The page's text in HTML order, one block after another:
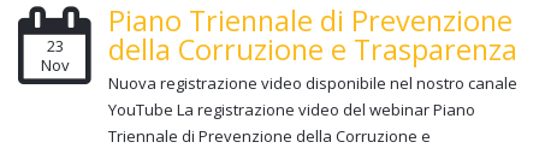
23
Nov
Piano Triennale di Prevenzione
della Corruzione e Trasparenza
Nuova registrazione video disponibile nel nostro canale
YouTube La registrazione video del webinar Piano
Triennale di Prevenzione della Corruzione e